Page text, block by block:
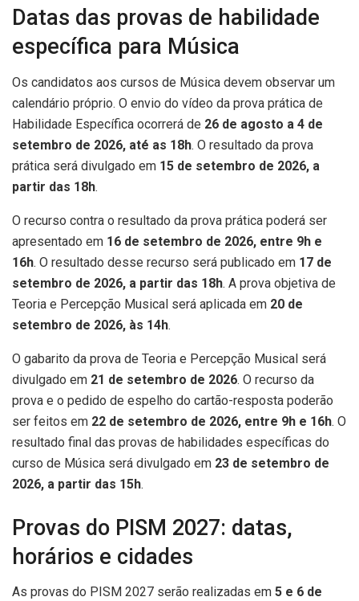
Datas das provas de habilidade
específica para Música
Os candidatos aos cursos de Música devem observar um
calendário próprio. O envio do vídeo da prova prática de
Habilidade Específica ocorrerá de 26 de agosto a 4 de
setembro de 2026, até as 18h. O resultado da prova
prática será divulgado em 15 de setembro de 2026, a
partir das 18h.
O recurso contra o resultado da prova prática poderá ser
apresentado em 16 de setembro de 2026, entre 9h e
16h. O resultado desse recurso será publicado em 17 de
setembro de 2026, a partir das 18h. A prova objetiva de
Teoria e Percepção Musical será aplicada em 20 de
setembro de 2026, às 14h.
O gabarito da prova de Teoria e Percepção Musical será
divulgado em 21 de setembro de 2026. O recurso da
prova e o pedido de espelho do cartão-resposta poderão
ser feitos em 22 de setembro de 2026, entre 9h e 16h. O
resultado final das provas de habilidades específicas do
curso de Música será divulgado em 23 de setembro de
2026, a partir das 15h.
Provas do PISM 2027: datas,
horários e cidades
As provas do PISM 2027 serão realizadas em 5 e 6 de